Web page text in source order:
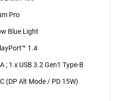
Pro
Blue Light
1.4
; 1 x USB 3.2 Gen1 Type-B
(DP Alt Mode / PD 15W)